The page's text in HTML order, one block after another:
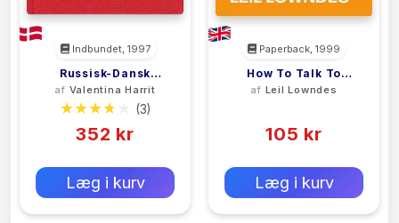
Indbundet, 1997
Russisk-Dansk
Ordbog
af Valentina Harrit
(3)
352 kr
Læg i kurv
Paperback, 1999
How To Talk To
Anyone
af Leil Lowndes
105 kr
Læg i kurv